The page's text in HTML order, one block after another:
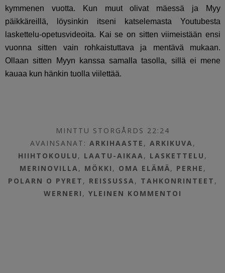
kymmenen vuotta. Kun muut olivat mäessä ja Myy
päikkäreillä, löysinkin itseni katselemasta Youtubesta
laskettelu-opetusvideoita. Kai se on sitten viimeistään ensi
vuonna sitten vain rohkaistuttava ja mentävä mukaan.
Ollaan sitten Myyn kanssa samalla tasolla, sillä ei mene
kauaa kun hänkin tuolla viilettää.
MINTTU STORGÅRDS 22:24
AVAINSANAT: ARKIHAASTE , ARKIKUVA,
HIIHTOKOULU , LAATU-AIKAA, LASKETTELU ,
MERINOVILLA, MÖKKI , OMA ELÄMÄ, PERHE ,
POLARN O PYRET , REISSUSSA, TAHKONRINTEET ,
WERNERI ,YLEINEN KOMMENTOI